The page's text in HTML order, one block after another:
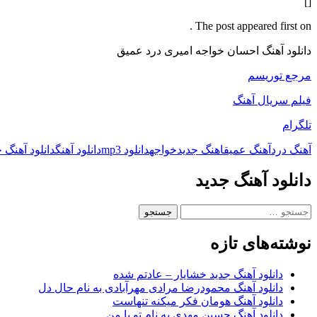
The post appeared first on .
دانلود آهنگ احسان خواجه امیری درد عمیق
مرجع توریسم
فیلم سریال آهنگ
تلگرام
آهنگ درد آهنگ عمیقاهنگ جدیدخواجهدانلود mp3 دانلود آهنگدانلود آهنگ
دانلود آهنگ جدید
جستجو
نوشته‌های تازه
دانلود آهنگ جدید خشایار – عادتم شده
دانلود آهنگ محمودرضا مرادی مهرآبادی به نام حال دل
دانلود آهنگ هومان فکر میکنه تنهاست
دانلود آهنگ حسین مهدی به نام تو با من